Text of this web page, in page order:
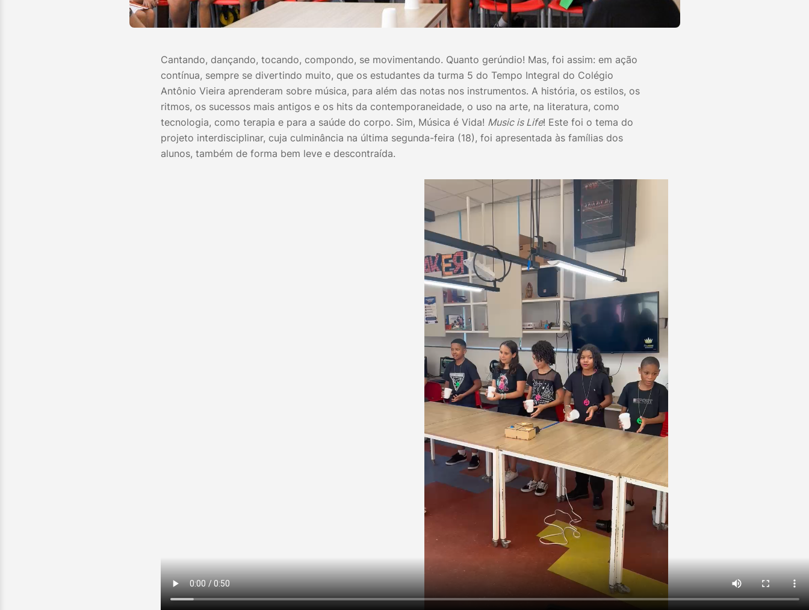
Cantando, dançando, tocando, compondo, se movimentando. Quanto gerúndio! Mas, foi assim: em ação
contínua, sempre se divertindo muito, que os estudantes da turma 5 do Tempo Integral do Colégio
Antônio Vieira aprenderam sobre música, para além das notas nos instrumentos. A história, os estilos, os
ritmos, os sucessos mais antigos e os hits da contemporaneidade, o uso na arte, na literatura, como
tecnologia, como terapia e para a saúde do corpo. Sim, Música é Vida! Music is Life! Este foi o tema do
projeto interdisciplinar, cuja culminância na última segunda-feira (18), foi apresentada às famílias dos
alunos, também de forma bem leve e descontraída.